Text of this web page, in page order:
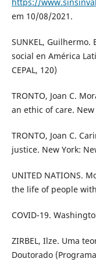
em 10/08/2021.
SUNKEL,
social en América
CEPAL, 120)
TRONTO, Joan C.
an ethic of care.
TRONTO, Joan C.
justice. New York:
UNITED NATIONS.
the life of people
COVID-19.
ZIRBEL, Ilze. Uma
Doutorado